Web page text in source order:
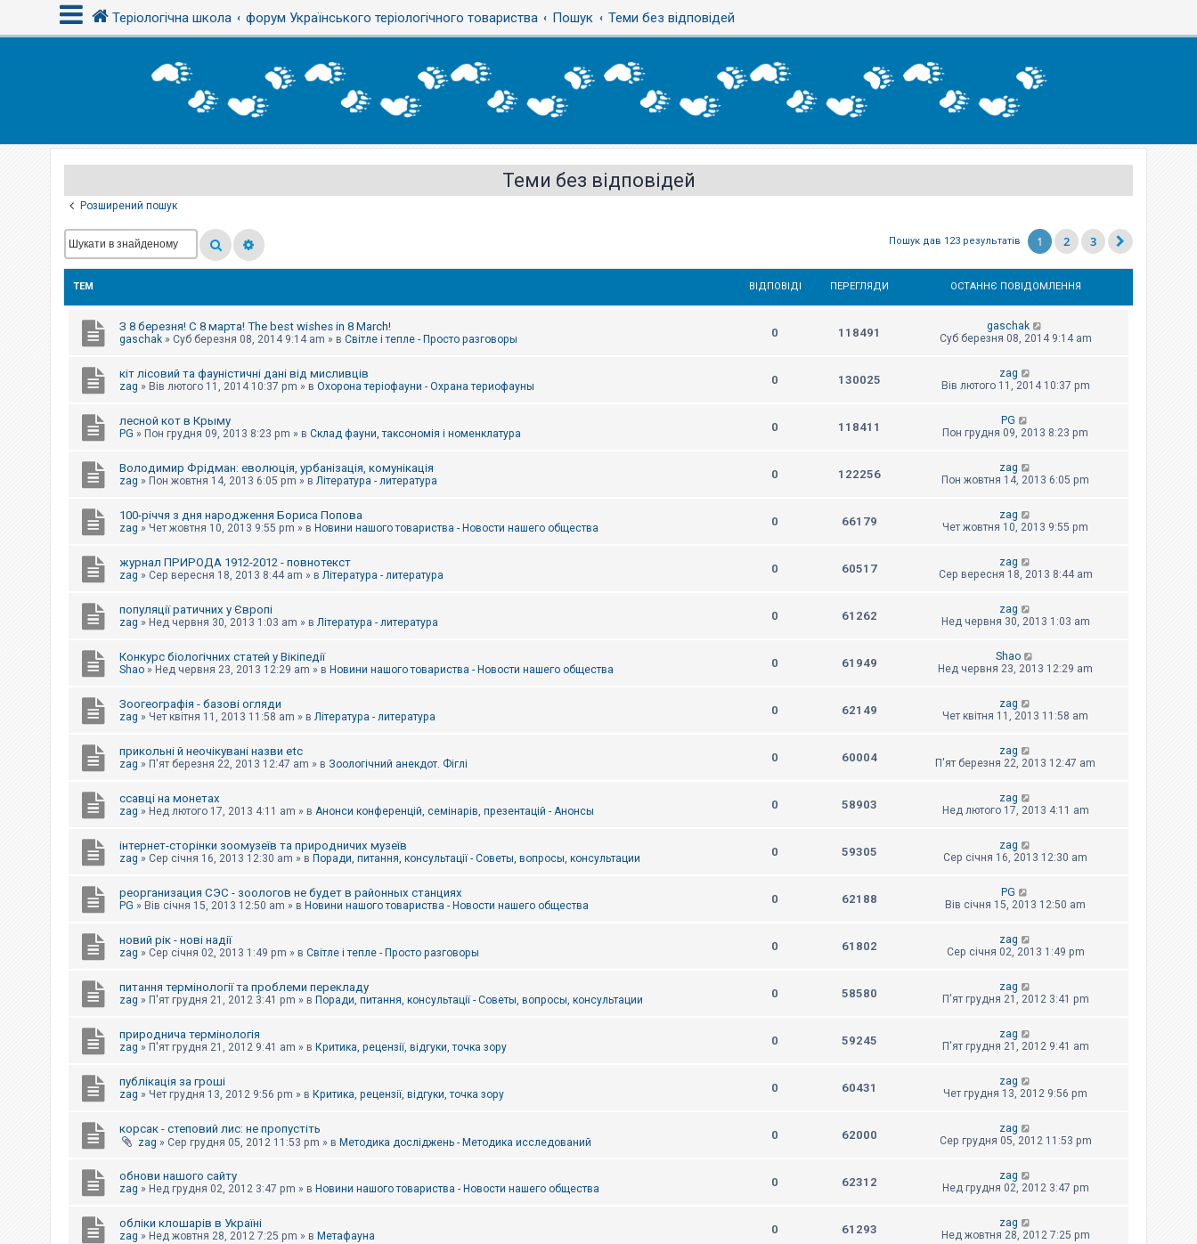
Теріологічна школа форум Українського теріологічного товариства Пошук Теми без відповідей
Теми без відповідей
Розширений пошук
Пошук дав 123 результатів 1 2 3
ТЕМ ВІДПОВІДІ ПЕРЕГЛЯДИ ОСТАННЄ ПОВІДОМЛЕННЯ
З 8 березня! С 8 марта! The best wishes in 8 March!
gaschak » Суб березня 08, 2014 9:14 am » в Світле і тепле - Просто разговоры 0 118491
gaschak
Суб березня 08, 2014 9:14 am
кіт лісовий та фауністичні дані від мисливців
zag » Вів лютого 11, 2014 10:37 pm » в Охорона теріофауни - Охрана териофауны 0 130025
zag
Вів лютого 11, 2014 10:37 pm
лесной кот в Крыму
PG » Пон грудня 09, 2013 8:23 pm » в Склад фауни, таксономія і номенклатура 0 118411
PG
Пон грудня 09, 2013 8:23 pm
Володимир Фрідман: еволюція, урбанізація, комунікація
zag » Пон жовтня 14, 2013 6:05 pm » в Література - литература 0 122256
zag
Пон жовтня 14, 2013 6:05 pm
100-річчя з дня народження Бориса Попова
zag » Чет жовтня 10, 2013 9:55 pm » в Новини нашого товариства - Новости нашего общества 0 66179
zag
Чет жовтня 10, 2013 9:55 pm
журнал ПРИРОДА 1912-2012 - повнотекст
zag » Сер вересня 18, 2013 8:44 am » в Література - литература 0 60517
zag
Сер вересня 18, 2013 8:44 am
популяції ратичних у Європі
zag » Нед червня 30, 2013 1:03 am » в Література - литература 0 61262
zag
Нед червня 30, 2013 1:03 am
Конкурс біологічних статей у Вікіпедії
Shao » Нед червня 23, 2013 12:29 am » в Новини нашого товариства - Новости нашего общества 0 61949
Shao
Нед червня 23, 2013 12:29 am
Зоогеографія - базові огляди
zag » Чет квітня 11, 2013 11:58 am » в Література - литература 0 62149
zag
Чет квітня 11, 2013 11:58 am
прикольні й неочікувані назви etc
zag » П'ят березня 22, 2013 12:47 am » в Зоологічний анекдот. Фіглі 0 60004
zag
П'ят березня 22, 2013 12:47 am
ссавці на монетах
zag » Нед лютого 17, 2013 4:11 am » в Анонси конференцій, семінарів, презентацій - Анонсы 0 58903
zag
Нед лютого 17, 2013 4:11 am
інтернет-сторінки зоомузеїв та природничих музеїв
zag » Сер січня 16, 2013 12:30 am » в Поради, питання, консультації - Советы, вопросы, консультации 0 59305
zag
Сер січня 16, 2013 12:30 am
реорганизация СЭС - зоологов не будет в районных станциях
PG » Вів січня 15, 2013 12:50 am » в Новини нашого товариства - Новости нашего общества 0 62188
PG
Вів січня 15, 2013 12:50 am
новий рік - нові надії
zag » Сер січня 02, 2013 1:49 pm » в Світле і тепле - Просто разговоры 0 61802
zag
Сер січня 02, 2013 1:49 pm
питання термінології та проблеми перекладу
zag » П'ят грудня 21, 2012 3:41 pm » в Поради, питання, консультації - Советы, вопросы, консультации 0 58580
zag
П'ят грудня 21, 2012 3:41 pm
природнича термінологія
zag » П'ят грудня 21, 2012 9:41 am » в Критика, рецензії, відгуки, точка зору 0 59245
zag
П'ят грудня 21, 2012 9:41 am
публікація за гроші
zag » Чет грудня 13, 2012 9:56 pm » в Критика, рецензії, відгуки, точка зору 0 60431
zag
Чет грудня 13, 2012 9:56 pm
корсак - степовий лис: не пропустіть
zag » Сер грудня 05, 2012 11:53 pm » в Методика досліджень - Методика исследований
0 62000
zag
Сер грудня 05, 2012 11:53 pm
обнови нашого сайту
zag » Нед грудня 02, 2012 3:47 pm » в Новини нашого товариства - Новости нашего общества 0 62312
zag
Нед грудня 02, 2012 3:47 pm
обліки клошарів в Україні
zag » Нед жовтня 28, 2012 7:25 pm » в Метафауна 0 61293
zag
Нед жовтня 28, 2012 7:25 pm